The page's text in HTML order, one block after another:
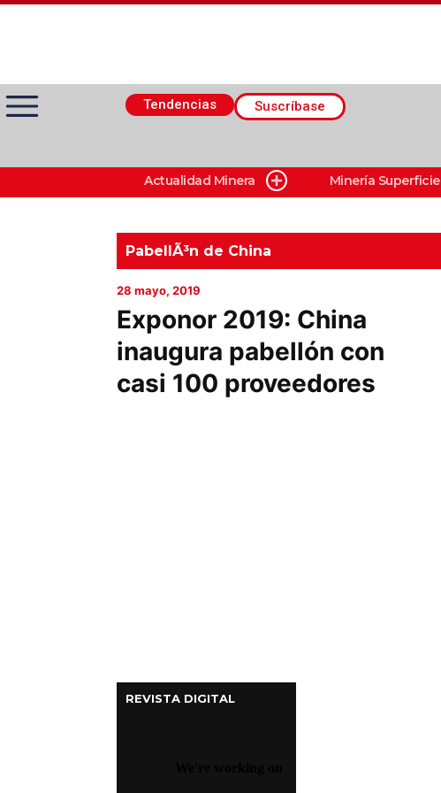
Tendencias Suscríbase
Actualidad Minera
Minería Superficie
Minerí­a Subterránea
Actualidad Minera Minería Superficie
PabellÃ³n de China
28 mayo, 2019
Exponor 2019: China
inaugura pabellón con
casi 100 proveedores
REVISTA DIGITAL